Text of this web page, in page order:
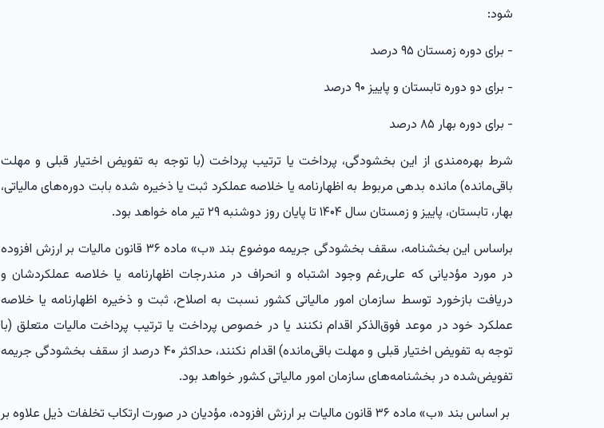
شود:
- برای دوره زمستان ۹۵ درصد
- برای دو دوره تابستان و پاییز ۹۰ درصد
- برای دوره بهار ۸۵ درصد
شرط بهره‌مندی از این بخشودگی، پرداخت یا ترتیب پرداخت (با توجه به تفویض اختیار قبلی و مهلت
باقی‌مانده) مانده بدهی مربوط به اظهارنامه یا خلاصه عملکرد ثبت یا ذخیره شده بابت دوره‌های مالیاتی،
بهار، تابستان، پاییز و زمستان سال ۱۴۰۴ تا پایان روز دوشنبه ٢٩ تیر ماه خواهد بود.
براساس این بخشنامه، سقف بخشودگی جریمه موضوع بند «ب» ماده ۳۶ قانون مالیات بر ارزش افزوده
در مورد مؤدیانی که علی‌رغم وجود اشتباه و انحراف در مندرجات اظهارنامه یا خلاصه عملکردشان و
دریافت بازخورد توسط سازمان امور مالیاتی کشور نسبت به اصلاح، ثبت و ذخیره اظهارنامه یا خلاصه
عملکرد خود در موعد فوق‌الذکر اقدام نکنند یا در خصوص پرداخت یا ترتیب پرداخت مالیات متعلق (با
توجه به تفویض اختیار قبلی و مهلت باقی‌مانده) اقدام نکنند، حداکثر ۴۰ درصد از سقف بخشودگی جریمه
تفویض‌شده در بخشنامه‌های سازمان امور مالیاتی کشور خواهد بود.
بر اساس بند «ب» ماده ۳۶ قانون مالیات بر ارزش افزوده، مؤدیان در صورت ارتکاب تخلفات ذیل علاوه بر